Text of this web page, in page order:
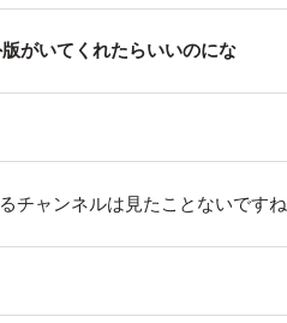
がいてくれたらいいのにな
チャンネルは見たことないですね